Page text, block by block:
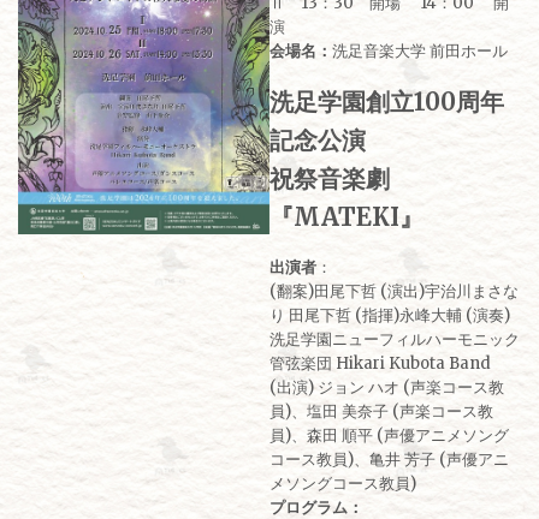
演
会場名： 洗足音楽大学 前田ホール
洗足学園創立100周年
記念公演
祝祭音楽劇
『MATEKI』
出演者 ：
(翻案)田尾下哲 (演出)宇治川まさな
り 田尾下哲 (指揮)永峰大輔 (演奏)
洗足学園ニューフィルハーモニック
管弦楽団 Hikari Kubota Band
(出演) ジョン ハオ (声楽コース教
員)、塩田 美奈子 (声楽コース教
員)、森田 順平 (声優アニメソング
コース教員)、亀井 芳子 (声優アニ
メソングコース教員)
プログラム：